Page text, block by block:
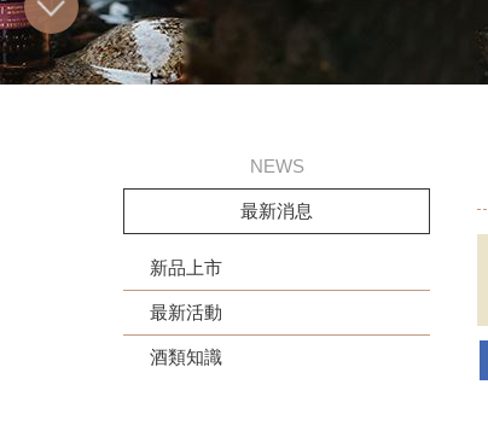
NEWS
最新消息
新品上市
最新活動
酒類知識